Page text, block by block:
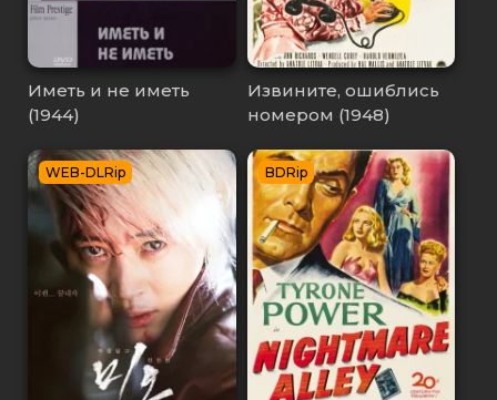
Иметь и не иметь
(1944)
Извините, ошиблись
номером (1948)
WEB-DLRip BDRip